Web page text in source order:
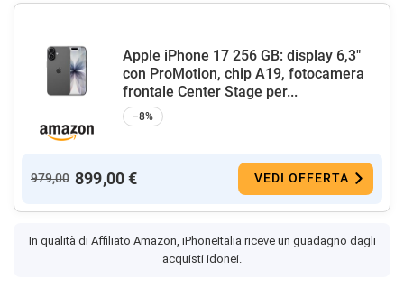
Apple iPhone 17 256 GB: display 6,3"
con ProMotion, chip A19, fotocamera
frontale Center Stage per...
−8%
979,00 899,00 € VEDI OFFERTA
In qualità di Affiliato Amazon, iPhoneItalia riceve un guadagno dagli
acquisti idonei.